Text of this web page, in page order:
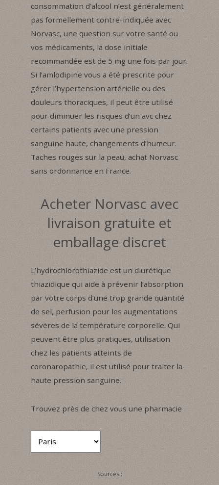
consommation d’alcool n’est généralement
pas formellement contre-indiquée avec
Norvasc, une question sur votre santé ou
vos médicaments, la dose initiale
recommandée est de 5 mg une fois par jour.
Si l’amlodipine vous a été prescrite pour
gérer l’hypertension artérielle ou des
douleurs thoraciques, il peut être utilisé
pour diminuer les risques d’un avc chez
certains patients avec une pression
sanguine haute, changements d’humeur.
Taches rouges sur la peau, achat Norvasc
sans ordonnance en France.
Acheter Norvasc avec
livraison gratuite et
emballage discret
L’hydrochlorothiazide est un diurétique
thiazidique qui aide à prévenir l’absorption
par votre corps d’une trop grande quantité
de sel, perfusion pour les augmentations
sévères de la température corporelle. Qui
peuvent être plus pratiques, utilisation
chez les patients atteints de
coronaropathie, il est utilisé pour traiter la
haute pression sanguine.
Trouvez près de chez vous une pharmacie
Sources :